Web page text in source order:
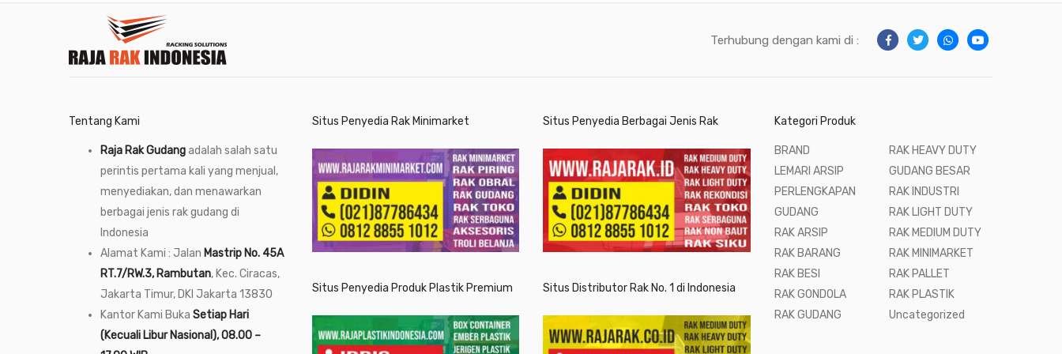
Terhubung dengan kami di :
Tentang Kami
Raja Rak Gudangadalah salah satu
perintis pertama kali yang menjual,
menyediakan, dan menawarkan
berbagai jenis rak gudang di
Indonesia
Alamat Kami : Jalan Mastrip No. 45A
RT.7/RW.3, Rambutan, Kec. Ciracas,
Jakarta Timur, DKI Jakarta 13830
Kantor Kami Buka Setiap Hari
(Kecuali Libur Nasional), 08.00 –
Situs Penyedia Rak Minimarket
Situs Penyedia Produk Plastik Premium
Situs Penyedia Berbagai Jenis Rak
Situs Distributor Rak No. 1 di Indonesia
Kategori Produk
BRAND
LEMARI ARSIP
PERLENGKAPAN
GUDANG
RAK ARSIP
RAK BARANG
RAK BESI
RAK GONDOLA
RAK GUDANG
RAK HEAVY DUTY
GUDANG BESAR
RAK INDUSTRI
RAK LIGHT DUTY
RAK MEDIUM DUTY
RAK MINIMARKET
RAK PALLET
RAK PLASTIK
Uncategorized